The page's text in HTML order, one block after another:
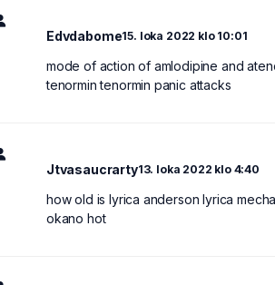
Edvdabome15. loka 2022 klo 10:01
mode of action of amlodipine and
tenormin tenormin panic attacks
Jtvasaucrarty13. loka 2022 klo 4:40
how old is lyrica anderson lyrica
okano hot